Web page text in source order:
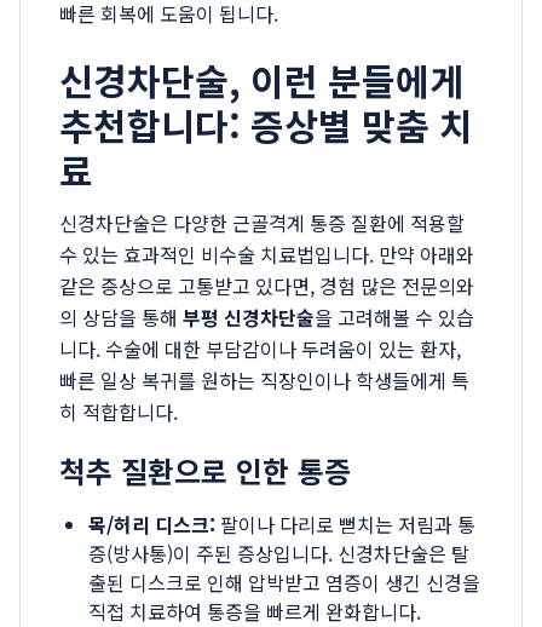
빠른 회복에 도움이 됩니다.
신경차단술, 이런 분들에게
추천합니다: 증상별 맞춤 치
료
신경차단술은 다양한 근골격계 통증 질환에 적용할
수 있는 효과적인 비수술 치료법입니다. 만약 아래와
같은 증상으로 고통받고 있다면, 경험 많은 전문의와
의 상담을 통해 부평 신경차단술을 고려해볼 수 있습
니다. 수술에 대한 부담감이나 두려움이 있는 환자,
빠른 일상 복귀를 원하는 직장인이나 학생들에게 특
히 적합합니다.
척추 질환으로 인한 통증
목/허리 디스크: 팔이나 다리로 뻗치는 저림과 통
증(방사통)이 주된 증상입니다. 신경차단술은 탈
출된 디스크로 인해 압박받고 염증이 생긴 신경을
직접 치료하여 통증을 빠르게 완화합니다.